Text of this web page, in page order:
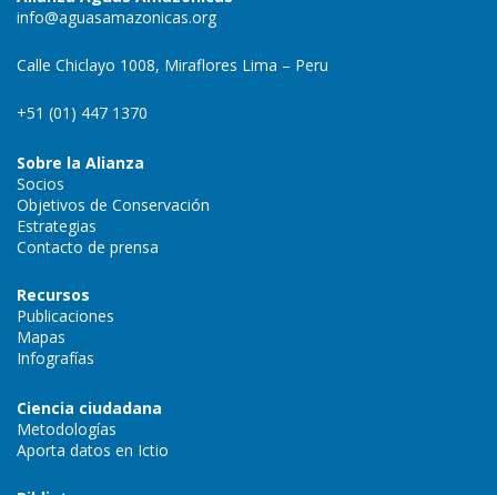
info@aguasamazonicas.org
Calle Chiclayo 1008, Miraflores Lima – Peru
+51 (01) 447 1370
Sobre la Alianza
Socios
Objetivos de Conservación
Estrategias
Contacto de prensa
Recursos
Publicaciones
Mapas
Infografías
Ciencia ciudadana
Metodologías
Aporta datos en Ictio